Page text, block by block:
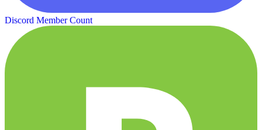
Discord Member Count